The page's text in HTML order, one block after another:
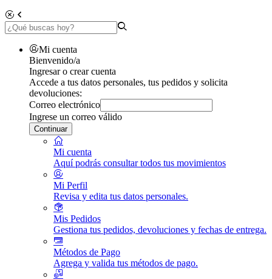
Mi cuenta
Bienvenido/a
Ingresar o crear cuenta
Accede a tus datos personales, tus pedidos y solicita
devoluciones:
Correo electrónico
Ingrese un correo válido
Continuar
Mi cuenta
Aquí podrás consultar todos tus movimientos
Mi Perfil
Revisa y edita tus datos personales.
Mis Pedidos
Gestiona tus pedidos, devoluciones y fechas de entrega.
Métodos de Pago
Agrega y valida tus métodos de pago.